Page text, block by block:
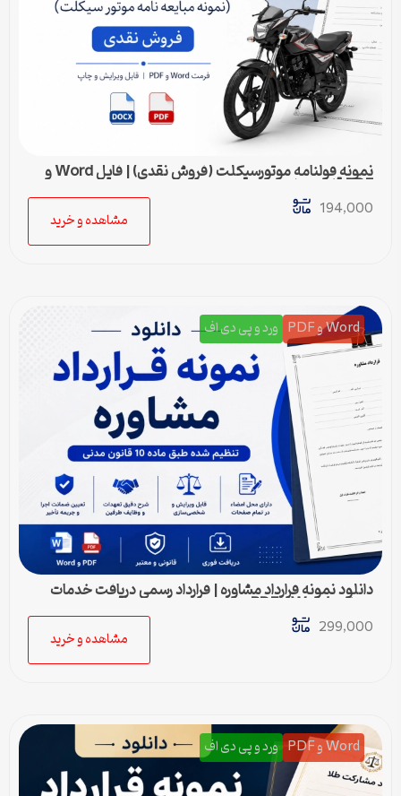
نمونه قولنامه موتورسیکلت (فروش نقدی) | فایل Word و
PDF قابل ویرایش
194,000
مشاهده و خرید
Word و PDF ورد و پی دی اف
دانلود نمونه قرارداد مشاوره | قرارداد رسمی دریافت خدمات
مشاوره Word و PDF
299,000
مشاهده و خرید
Word و PDF ورد و پی دی اف